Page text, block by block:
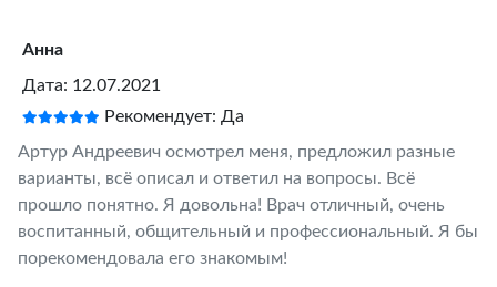
Анна
Дата: 12.07.2021
Рекомендует: Да
Артур Андреевич осмотрел меня, предложил разные
варианты, всё описал и ответил на вопросы. Всё
прошло понятно. Я довольна! Врач отличный, очень
воспитанный, общительный и профессиональный. Я бы
порекомендовала его знакомым!